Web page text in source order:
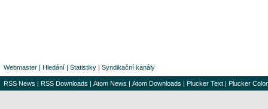
Webmaster | Hledání | Statistiky | Syndikační kanály
RSS News | RSS Downloads | Atom News | Atom Downloads | Plucker Text | Plucker Color